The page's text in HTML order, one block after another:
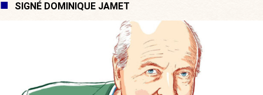
SIGNÉ DOMINIQUE JAMET